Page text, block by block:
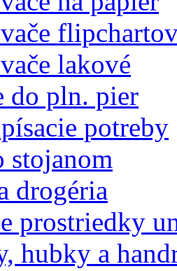
lakové
do pln. pier
potreby
stojanom
drogéria
prostriedky
hubky a